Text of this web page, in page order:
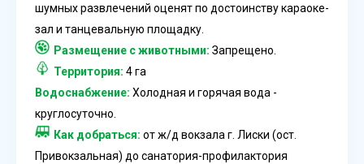
шумных развлечений оценят по достоинству караоке-
зал и танцевальную площадку.
Размещение с животными: Запрещено.
Территория: 4 га
Водоснабжение: Холодная и горячая вода -
круглосуточно.
Как добраться: от ж/д вокзала г. Лиски (ост.
Привокзальная) до санатория-профилактория